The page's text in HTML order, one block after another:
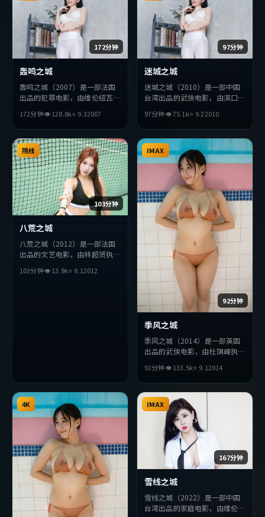
172分钟
轰鸣之城
轰鸣之城（2007）是一部法国
出品的犯罪电影，由维伦纽瓦执
演。影片在叙事与视听上力求突
破，探讨人性与抉择，节奏张弛
有度，适合喜欢该类型的观众完
整观看。
172分钟👁128.8k⭐ 9.32007
97分钟
迷城之城
迷城之城（2010）是一部中国
台湾出品的武侠电影，由滨口龙
等主演。影片在叙事与视听上力
求突破，探讨人性与抉择，节奏
张弛有度，适合喜欢该类型的观
众完整观看。
97分钟👁75.1 k⭐ 9.22010
103分钟
院线
八荒之城
八荒之城（2012）是一部法国
出品的文艺电影，由林超贤执
主演。影片在叙事与视听上力求
103分钟👁13.9k⭐ 9.12012
92分钟
IMAX
季风之城
季风之城（2014）是一部英国
出品的武侠电影，由杜琪峰执
宏、胡歌等主演。影片在叙事与
视听上力求突破，探讨人性与抉
择，节奏张弛有度，适合喜欢该
类型的观众完整观看。
92分钟👁133.5k⭐ 9.12014
4K
167分钟
IMAX
雪线之城
雪线之城（2022）是一部中国
台湾出品的家庭电影，由维伦纽